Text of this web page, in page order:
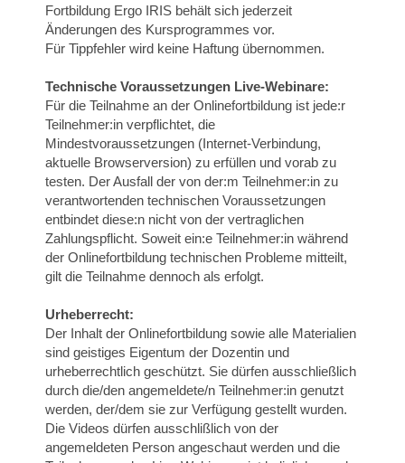
Fortbildung Ergo IRIS behält sich jederzeit
Änderungen des Kursprogrammes vor.
Für Tippfehler wird keine Haftung übernommen.
Technische Voraussetzungen Live-Webinare:
Für die Teilnahme an der Onlinefortbildung ist jede:r
Teilnehmer:in verpflichtet, die
Mindestvoraussetzungen (Internet-Verbindung,
aktuelle Browserversion) zu erfüllen und vorab zu
testen. Der Ausfall der von der:m Teilnehmer:in zu
verantwortenden technischen Voraussetzungen
entbindet diese:n nicht von der vertraglichen
Zahlungspflicht. Soweit ein:e Teilnehmer:in während
der Onlinefortbildung technischen Probleme mitteilt,
gilt die Teilnahme dennoch als erfolgt.
Urheberrecht:
Der Inhalt der Onlinefortbildung sowie alle Materialien
sind geistiges Eigentum der Dozentin und
urheberrechtlich geschützt. Sie dürfen ausschließlich
durch die/den angemeldete/n Teilnehmer:in genutzt
werden, der/dem sie zur Verfügung gestellt wurden.
Die Videos dürfen ausschlißlich von der
angemeldeten Person angeschaut werden und die